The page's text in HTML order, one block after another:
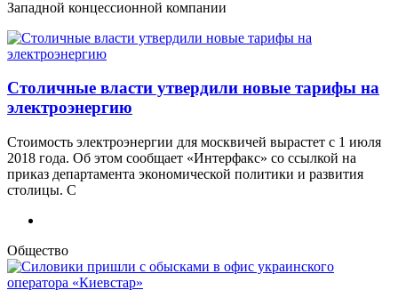
Западной концессионной компании
Столичные власти утвердили новые тарифы на
электроэнергию
Стоимость электроэнергии для москвичей вырастет с 1 июля
2018 года. Об этом сообщает «Интерфакс» со ссылкой на
приказ департамента экономической политики и развития
столицы. С
Общество